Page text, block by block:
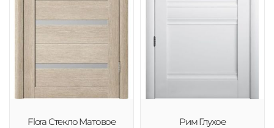
Flora Стекло Матовое Рим Глухое